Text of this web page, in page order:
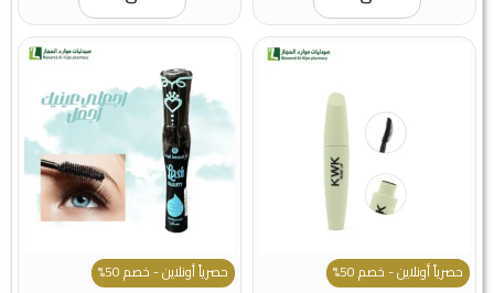
حصرياً أونلاين - خصم 50%
حصرياً أونلاين - خصم 50%